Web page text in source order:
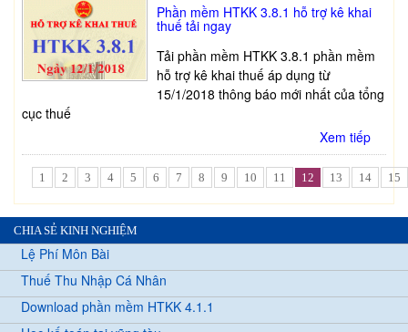
Phần mềm HTKK 3.8.1 hỗ trợ kê khai
thuế tải ngay
Tải phần mềm HTKK 3.8.1 phần mềm
hỗ trợ kê khai thuế áp dụng từ
15/1/2018 thông báo mới nhất của tổng
cục thuế
Xem tiếp
1 2 3 4 5 6 7 8 9 10 11 12 13 14 15
CHIA SẺ KINH NGHIỆM
Lệ Phí Môn Bài
Thuế Thu Nhập Cá Nhân
Download phần mềm HTKK 4.1.1